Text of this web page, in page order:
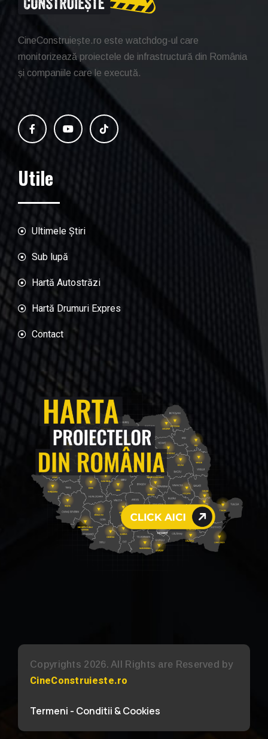
CineConstruiește.ro este watchdog-ul care
monitorizează proiectele de infrastructură din România
și companiile care le execută.
Utile
Ultimele Știri
Sub lupă
Hartă Autostrăzi
Hartă Drumuri Expres
Contact
Copyrights 2026. All Rights are Reserved by
CineConstruieste.ro
Termeni - Conditii & Cookies